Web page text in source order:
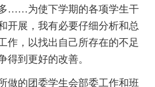
……为使下学期的各项学生干
开展，我有必要仔细分析和总
作，以找出自己所存在的不足
得到更好的改善。
做的团委学生会部委工作和班